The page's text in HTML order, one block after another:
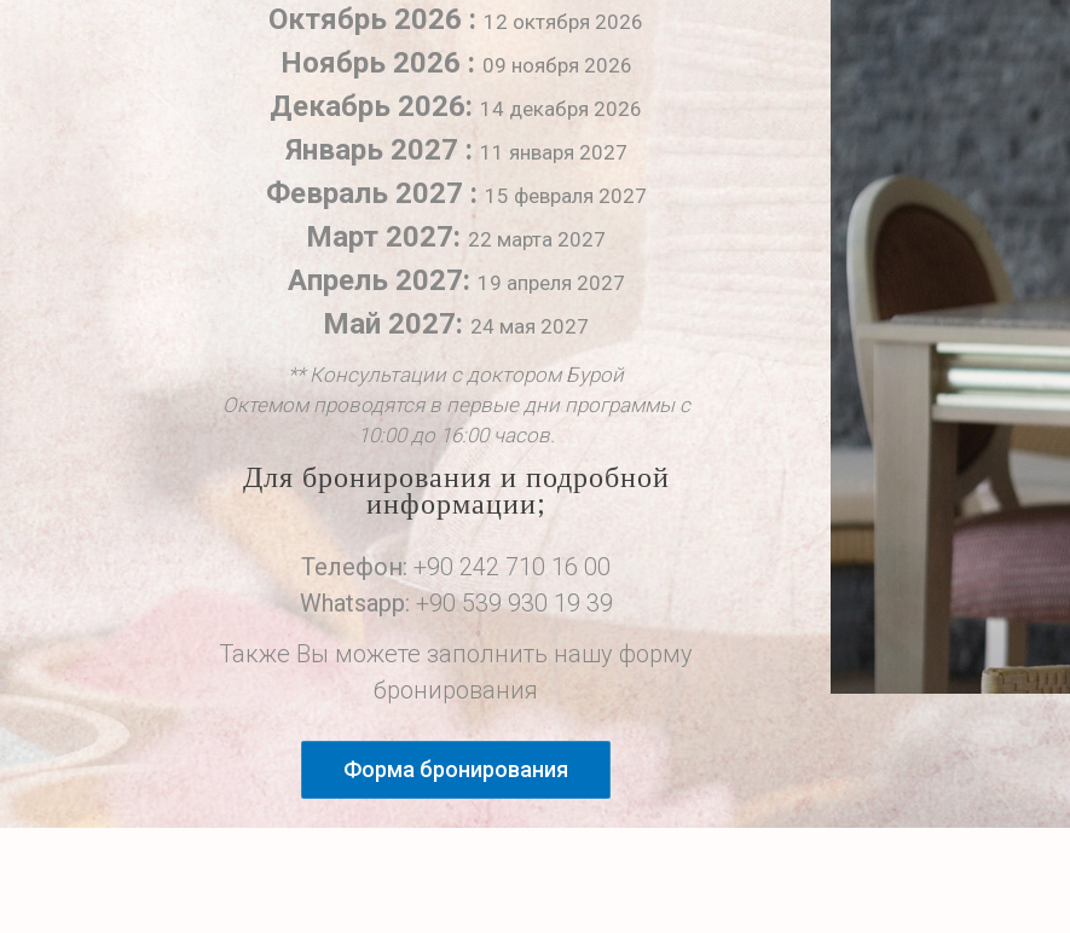
Октябрь 2026 : 12 октября 2026
Ноябрь 2026 : 09 ноября 2026
Декабрь 2026: 14 декабря 2026
Январь 2027 : 11 января 2027
Февраль 2027 : 15 февраля 2027
Март 2027: 22 марта 2027
Апрель 2027: 19 апреля 2027
Май 2027: 24 мая 2027
** Консультации с доктором Бурой
Октемом проводятся в первые дни программы с
10:00 до 16:00 часов.
Для бронирования и подробной
информации;
Телефон: +90 242 710 16 00
Whatsapp: +90 539 930 19 39
Также Вы можете заполнить нашу форму
бронирования
Форма бронирования